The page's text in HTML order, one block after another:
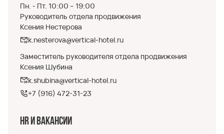
Пн. - Пт. 10:00 – 19:00
Руководитель отдела продвижения
Ксения Нестерова
k.nesterova@vertical-hotel.ru
Заместитель руководителя отдела продвижения
Ксения Шубина
k.shubina@vertical-hotel.ru
+7 (916) 472-31-23
HR и вакансии